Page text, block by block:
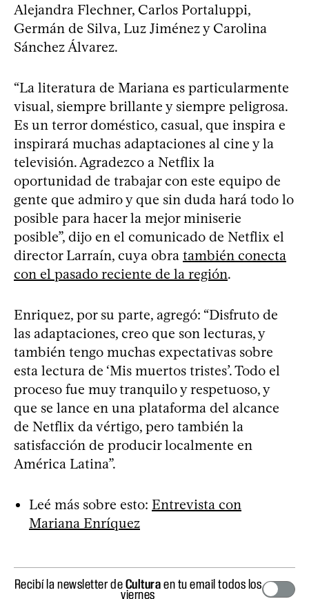
Alejandra Flechner, Carlos Portaluppi,
Germán de Silva, Luz Jiménez y Carolina
Sánchez Álvarez.
“La literatura de Mariana es particularmente
visual, siempre brillante y siempre peligrosa.
Es un terror doméstico, casual, que inspira e
inspirará muchas adaptaciones al cine y la
televisión. Agradezco a Netflix la
oportunidad de trabajar con este equipo de
gente que admiro y que sin duda hará todo lo
posible para hacer la mejor miniserie
posible”, dijo en el comunicado de Netflix el
director Larraín, cuya obra también conecta
con el pasado reciente de la región.
Enriquez, por su parte, agregó: “Disfruto de
las adaptaciones, creo que son lecturas, y
también tengo muchas expectativas sobre
esta lectura de ‘Mis muertos tristes’. Todo el
proceso fue muy tranquilo y respetuoso, y
que se lance en una plataforma del alcance
de Netflix da vértigo, pero también la
satisfacción de producir localmente en
América Latina”.
Leé más sobre esto: Entrevista con
Mariana Enríquez
Recibí la newsletter deCulturaen tu email todos los
viernes